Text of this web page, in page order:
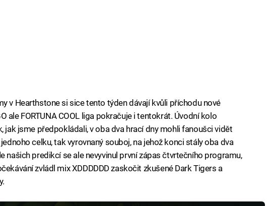
v Hearthstone si sice tento týden dávají kvůli příchodu nové
ale FORTUNA COOL liga pokračuje i tentokrát. Úvodní kolo
jak jsme předpokládali, v oba dva hrací dny mohli fanoušci vidět
celku, tak vyrovnaný souboj, na jehož konci stály oba dva
našich predikcí se ale nevyvinul první zápas čtvrtečního programu,
zvládl mix XDDDDDD zaskočit zkušené Dark Tigers a